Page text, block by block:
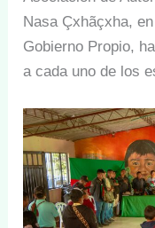
Nasa Çxhãçxha,
Gobierno Propio,
a cada uno de los